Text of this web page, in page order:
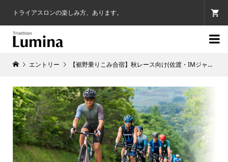
トライアスロンの楽しみ方、あります。

エントリー 【裾野乗りこみ合宿】秋レース向け(佐渡・IMジャパン・IMコナなど) 登坂による筋力と持久力アップ